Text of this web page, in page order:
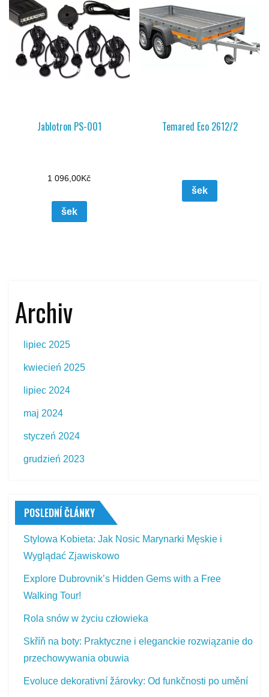
Jablotron PS-001
1 096,00Kč
šek
Temared Eco 2612/2
šek
Archiv
lipiec 2025
kwiecień 2025
lipiec 2024
maj 2024
styczeń 2024
grudzień 2023
POSLEDNÍ ČLÁNKY
Stylowa Kobieta: Jak Nosic Marynarki Męskie i
Wyglądać Zjawiskowo
Explore Dubrovnik’s Hidden Gems with a Free
Walking Tour!
Rola snów w życiu człowieka
Skříň na boty: Praktyczne i eleganckie rozwiązanie do
przechowywania obuwia
Evoluce dekorativní žárovky: Od funkčnosti po umění